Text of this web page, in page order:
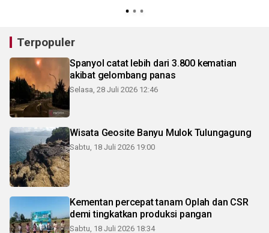
Terpopuler
Spanyol catat lebih dari 3.800 kematian
akibat gelombang panas
Selasa, 28 Juli 2026 12:46
Wisata Geosite Banyu Mulok Tulungagung
Sabtu, 18 Juli 2026 19:00
Kementan percepat tanam Oplah dan CSR
demi tingkatkan produksi pangan
Sabtu, 18 Juli 2026 18:34